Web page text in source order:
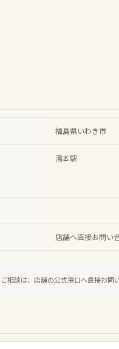
福島県いわき市
湯本駅
店舗へ直接お問い
相談は、店舗の公式窓口へ直接お